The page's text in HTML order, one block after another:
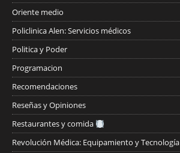
Oriente medio
Policlinica Alen: Servicios médicos
Politica y Poder
Programacion
Recomendaciones
Reseñas y Opiniones
Restaurantes y comida
Revolución Médica: Equipamiento y Tecnología